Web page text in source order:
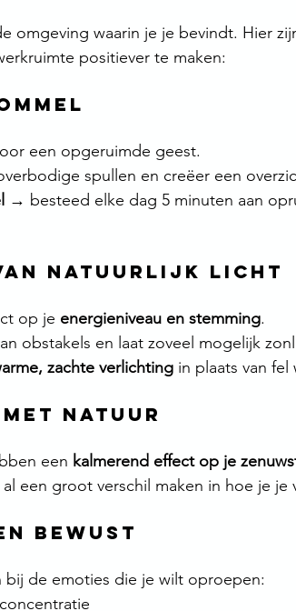
omgeving waarin je je bevindt. Hier
positiever te maken:
een opgeruimde geest.
spullen en creëer een
→ besteed elke dag 5 minuten aan
van natuurlijk licht
op je energieniveau en stemming.
obstakels en laat zoveel mogelijk
zachte verlichting in plaats van fel
met natuur
een kalmerend effect op je
een groot verschil maken in hoe je je
bewust
bij de emoties die je wilt oproepen: